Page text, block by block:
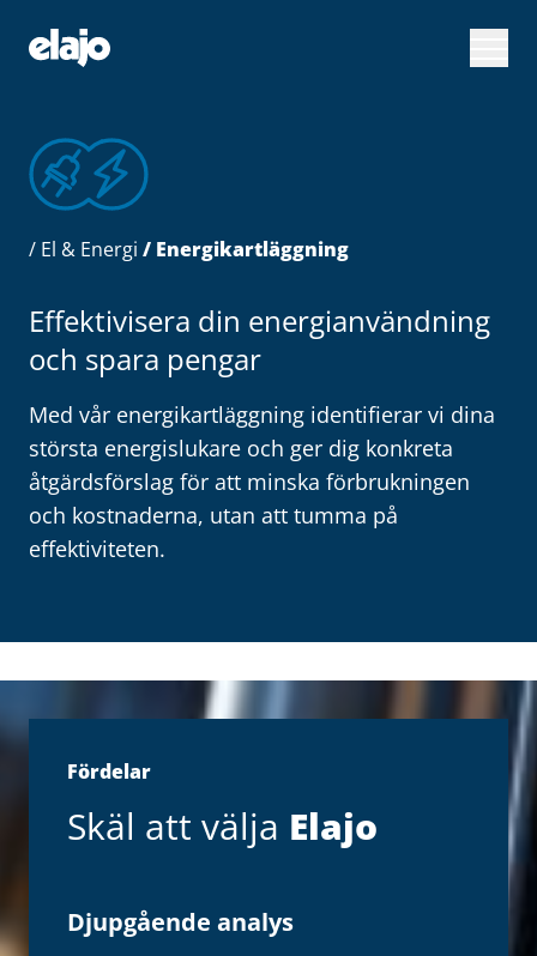
huvudinnehållet
/ El & Energi / Energikartläggning
Effektivisera din energianvändning
och spara pengar
Med vår energikartläggning identifierar vi dina
största energislukare och ger dig konkreta
åtgärdsförslag för att minska förbrukningen
och kostnaderna, utan att tumma på
effektiviteten.
Fördelar
Skäl att välja Elajo
Djupgående analys